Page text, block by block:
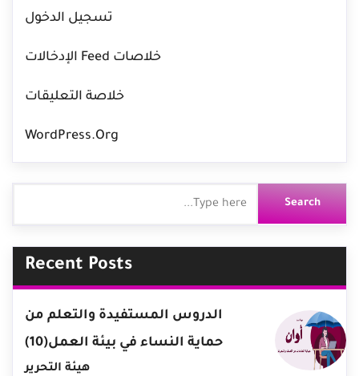
تسجيل الدخول
خلاصات Feed الإدخالات
خلاصة التعليقات
WordPress.org
Recent Posts
الدروس المستفيدة والتعلم من
حماية النساء في بيئة العمل(10)
هيئة التحرير